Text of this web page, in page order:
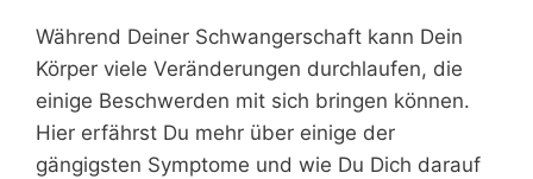
Während Deiner Schwangerschaft kann Dein
Körper viele Veränderungen durchlaufen, die
einige Beschwerden mit sich bringen können.
Hier erfährst Du mehr über einige der
gängigsten Symptome und wie Du Dich darauf